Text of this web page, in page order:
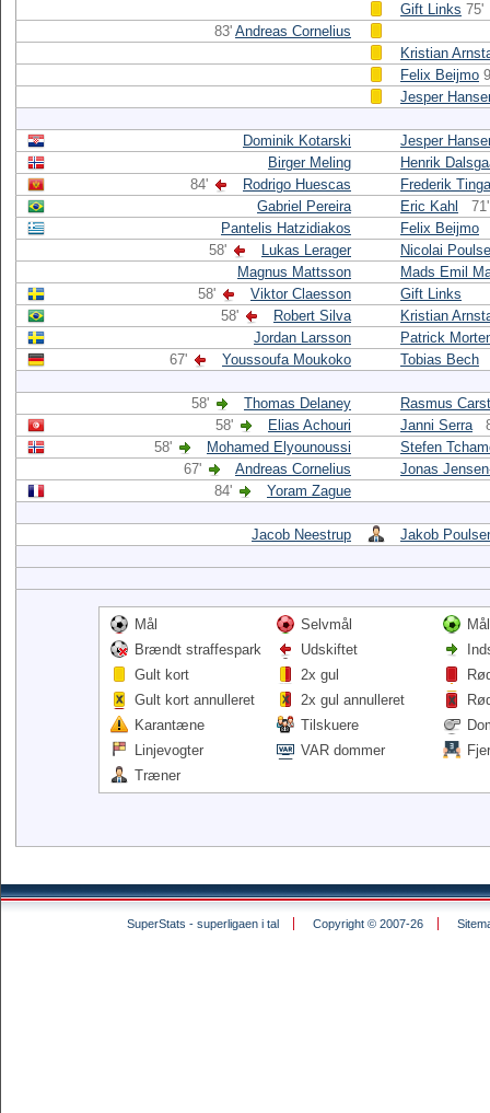
Gift Links 75'
83' Andreas Cornelius
Kristian
Felix Beijmo
Jesper
Dominik Kotarski
Jesper
Birger Meling
Henrik
84'
Rodrigo Huescas
Frederik
Gabriel Pereira
Eric Kahl
71'
Pantelis Hatzidiakos
Felix Beijmo
58'
Lukas Lerager
Nicolai
Magnus Mattsson
Mads Emil
58'
Viktor Claesson
Gift Links
58'
Robert Silva
Kristian
Jordan Larsson
Patrick
67'
Youssoufa Moukoko Tobias Bech
58' Thomas Delaney
Rasmus
58'
Elias Achouri Janni Serra
58'
Mohamed Elyounoussi
Stefen
67'
Andreas Cornelius
Jonas
84'
Yoram Zague
Jacob Neestrup Jakob
Mål Selvmål
Brændt straffespark
Udskiftet
Gult kort
2x gul
Gult kort annulleret
2x gul annulleret
Karantæne
Tilskuere
Linjevogter
VAR dommer
Træner
SuperStats - superligaen i tal Copyright © 2007-26